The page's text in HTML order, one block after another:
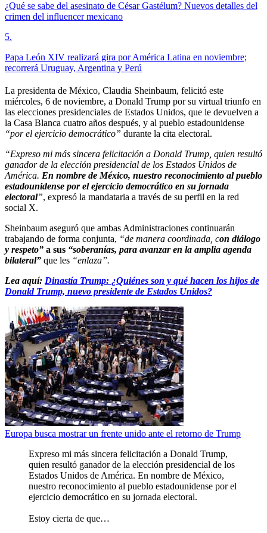
¿Qué se sabe del asesinato de César Gastélum? Nuevos detalles del
crimen del influencer mexicano
5.
Papa León XIV realizará gira por América Latina en noviembre;
recorrerá Uruguay, Argentina y Perú
La presidenta de México, Claudia Sheinbaum, felicitó este
miércoles, 6 de noviembre, a Donald Trump por su virtual triunfo en
las elecciones presidenciales de Estados Unidos, que le devuelven a
la Casa Blanca cuatro años después, y al pueblo estadounidense
“por el ejercicio democrático” durante la cita electoral.
“Expreso mi más sincera felicitación a Donald Trump, quien resultó
ganador de la elección presidencial de los Estados Unidos de
América. En nombre de México, nuestro reconocimiento al pueblo
estadounidense por el ejercicio democrático en su jornada
electoral”, expresó la mandataria a través de su perfil en la red
social X.
Sheinbaum aseguró que ambas Administraciones continuarán
trabajando de forma conjunta, “de manera coordinada, con diálogo
y respeto” a sus “soberanías, para avanzar en la amplia agenda
bilateral” que les “enlaza”.
Lea aquí: Dinastía Trump: ¿Quiénes son y qué hacen los hijos de
Donald Trump, nuevo presidente de Estados Unidos?
Europa busca mostrar un frente unido ante el retorno de Trump
Expreso mi más sincera felicitación a Donald Trump,
quien resultó ganador de la elección presidencial de los
Estados Unidos de América. En nombre de México,
nuestro reconocimiento al pueblo estadounidense por el
ejercicio democrático en su jornada electoral.
Estoy cierta de que…